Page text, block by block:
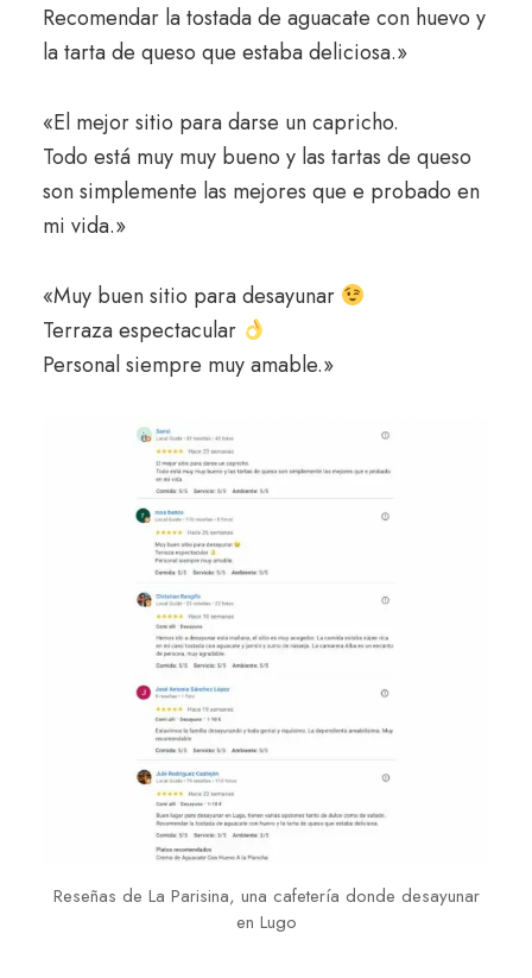
Recomendar la tostada de aguacate con huevo y
la tarta de queso que estaba deliciosa.»
«El mejor sitio para darse un capricho.
Todo está muy muy bueno y las tartas de queso
son simplemente las mejores que e probado en
mi vida.»
«Muy buen sitio para desayunar
Terraza espectacular
Personal siempre muy amable.»
Reseñas de La Parisina, una cafetería donde desayunar
en Lugo